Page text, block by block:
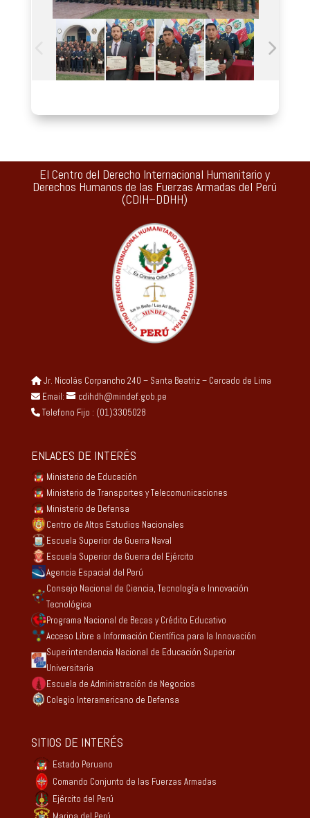
El Centro del Derecho Internacional Humanitario y
Derechos Humanos de las Fuerzas Armadas del Perú
(CDIH–DDHH)
Jr. Nicolás Corpancho 240 – Santa Beatriz – Cercado de Lima
Email:
cdihdh@mindef.gob.pe
Telefono Fijo : (01)3305028
ENLACES DE INTERÉS
Ministerio de Educación
Ministerio de Transportes y Telecomunicaciones
Ministerio de Defensa
Centro de Altos Estudios Nacionales
Escuela Superior de Guerra Naval
Escuela Superior de Guerra del Ejército
Agencia Espacial del Perú
Consejo Nacional de Ciencia, Tecnología e Innovación
Tecnológica
Programa Nacional de Becas y Crédito Educativo
Acceso Libre a Información Científica para la Innovación
Superintendencia Nacional de Educación Superior
Universitaria
Escuela de Administración de Negocios
Colegio Interamericano de Defensa
SITIOS DE INTERÉS
Estado Peruano
Comando Conjunto de las Fuerzas Armadas
Ejército del Perú